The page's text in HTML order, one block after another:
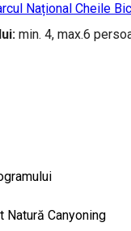
Național Cheile
min. 4, max.6
Natură Canyoning